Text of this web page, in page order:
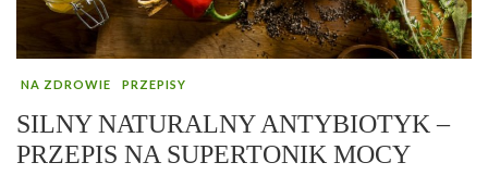
NA ZDROWIE PRZEPISY
SILNY NATURALNY ANTYBIOTYK –
PRZEPIS NA SUPERTONIK MOCY